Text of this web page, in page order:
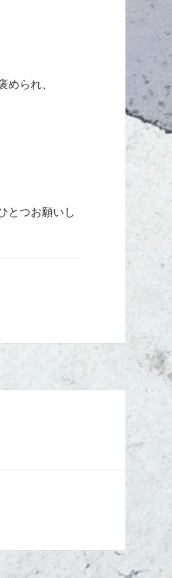
められ、
とつお願いし